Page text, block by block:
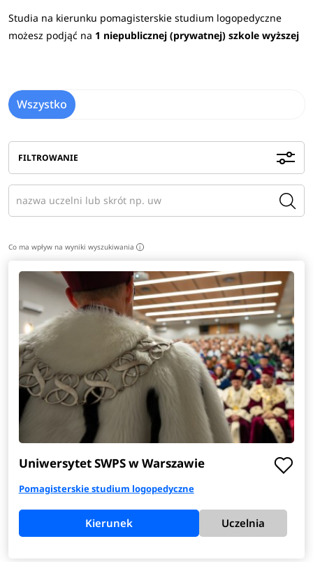
Studia na kierunku pomagisterskie studium logopedyczne
możesz podjąć na 1 niepublicznej (prywatnej) szkole wyższej
Wszystko
FILTROWANIE
Co ma wpływ na wyniki wyszukiwania i
Uniwersytet SWPS w Warszawie
Pomagisterskie studium logopedyczne
Kierunek Uczelnia